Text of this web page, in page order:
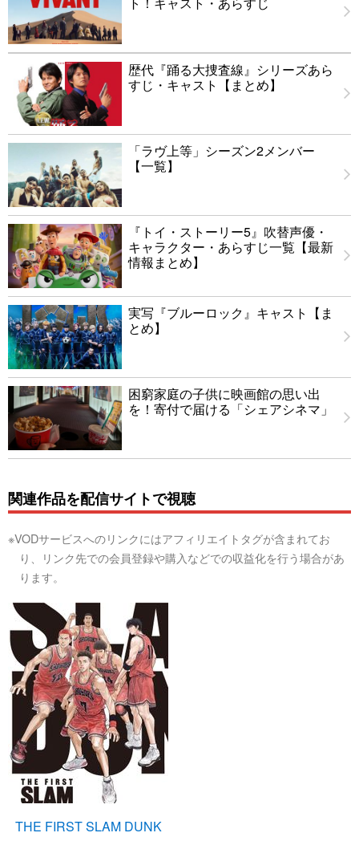
歴代『踊る大捜査線』シリーズあら
すじ・キャスト【まとめ】
「ラヴ上等」シーズン2メンバー
【一覧】
『トイ・ストーリー5』吹替声優・
キャラクター・あらすじ一覧【最新
情報まとめ】
実写『ブルーロック』キャスト【ま
とめ】
困窮家庭の子供に映画館の思い出
を！寄付で届ける「シェアシネマ」
関連作品を配信サイトで視聴
※VODサービスへのリンクにはアフィリエイトタグが含まれてお
り、リンク先での会員登録や購入などでの収益化を行う場合があ
ります。
THE FIRST SLAM DUNK